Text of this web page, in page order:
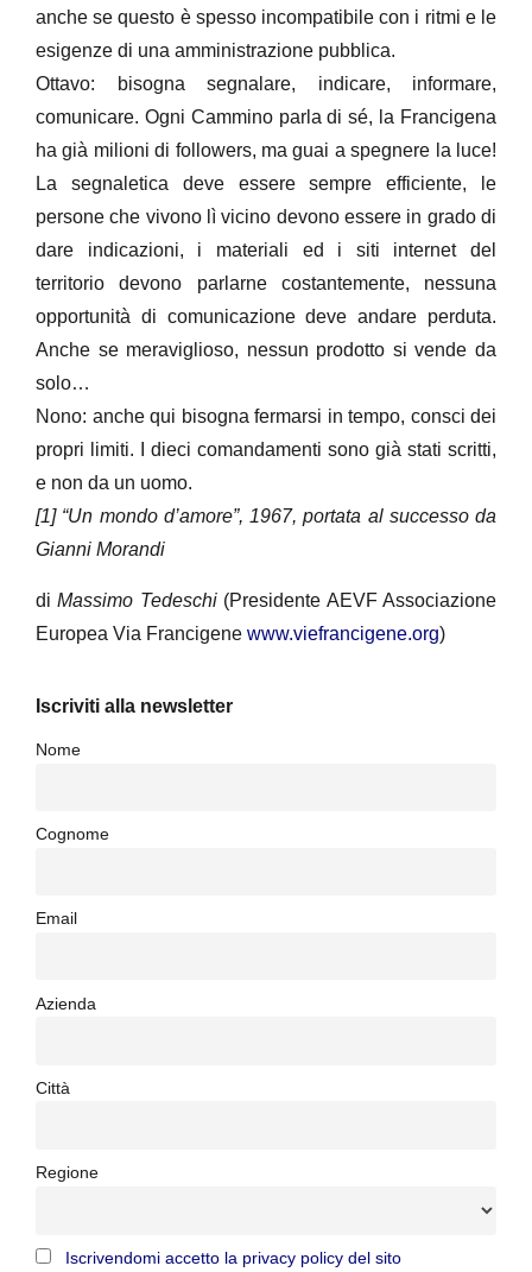
anche se questo è spesso incompatibile con i ritmi e le
esigenze di una amministrazione pubblica.
Ottavo: bisogna segnalare, indicare, informare,
comunicare. Ogni Cammino parla di sé, la Francigena
ha già milioni di followers, ma guai a spegnere la luce!
La segnaletica deve essere sempre efficiente, le
persone che vivono lì vicino devono essere in grado di
dare indicazioni, i materiali ed i siti internet del
territorio devono parlarne costantemente, nessuna
opportunità di comunicazione deve andare perduta.
Anche se meraviglioso, nessun prodotto si vende da
solo…
Nono: anche qui bisogna fermarsi in tempo, consci dei
propri limiti. I dieci comandamenti sono già stati scritti,
e non da un uomo.
[1] “Un mondo d’amore”, 1967, portata al successo da
Gianni Morandi
diMassimo Tedeschi(Presidente AEVF Associazione
Europea Via Francigene www.viefrancigene.org)
Iscriviti alla newsletter
Nome
Cognome
Email
Azienda
Città
Regione
Iscrivendomi accetto la privacy policy del sito